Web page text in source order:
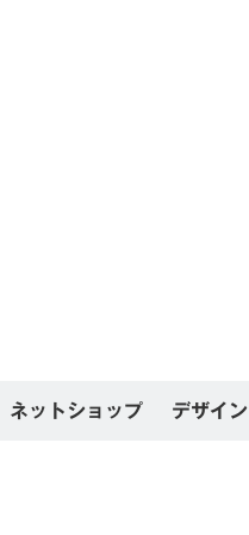
ネットショップ デザイン